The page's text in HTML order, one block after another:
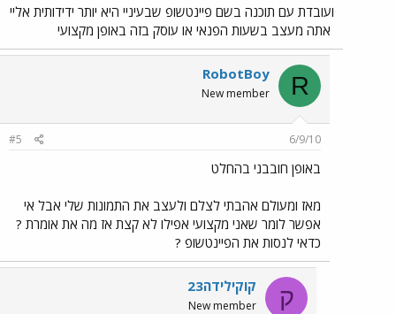
ועובדת עם תוכנה בשם פיינטשופ שבעיניי היא יותר ידידותית אליי
אתה מעצב בשעות הפנאי או עוסק בזה באופן מקצועי
R
RobotBoy
New member
6/9/10
#5
באופן חובבני בהחלט
מאז ומעולם אהבתי לצלם ולעצב את התמונות שלי אבל אי
אפשר לומר שאני מקצועי אפילו לא קצת אז מה את אומרת ?
כדאי לנסות את הפיינטשופ ?
ק קוקילידה23
New member